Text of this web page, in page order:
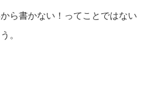
ら書かない！ってことではない
。